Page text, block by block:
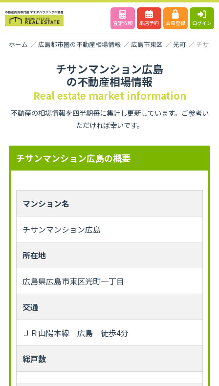
査定依頼 来店予約 会員登録 ログイン
ホーム 広島都市圏の不動産相場情報 広島市東区 光町 チサン
チサンマンション広島
の不動産相場情報
Real estate market information
不動産の相場情報を四半期毎に集計し更新しています。ご参考い
ただければ幸いです。
チサンマンション広島の概要
マンション名
チサンマンション広島
所在地
広島県広島市東区光町一丁目
交通
ＪＲ山陽本線 広島 徒歩4分
総戸数